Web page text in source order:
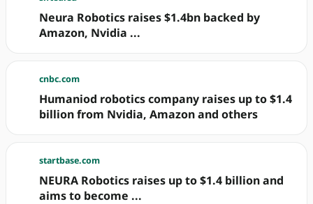
Neura Robotics raises $1.4bn backed by
Amazon, Nvidia ...
cnbc.com
Humaniod robotics company raises up to $1.4
billion from Nvidia, Amazon and others
startbase.com
NEURA Robotics raises up to $1.4 billion and
aims to become ...